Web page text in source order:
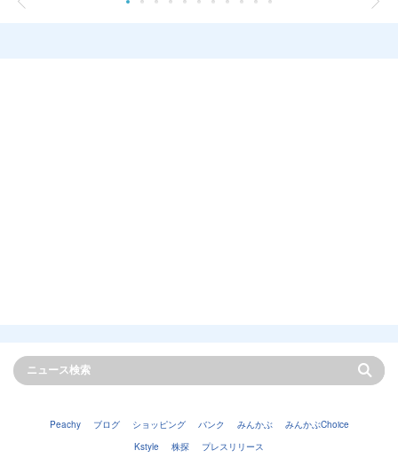
Peachy ブログ ショッピング バンク みんかぶ
みんかぶChoice
Kstyle
株探 プレスリリース